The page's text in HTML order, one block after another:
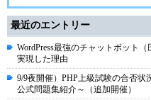
最近のエントリー
WordPress最強のチャットボット
実現した理由
9/9夜開催）PHP上級試験の合否
公式問題集紹介～（追加開催）